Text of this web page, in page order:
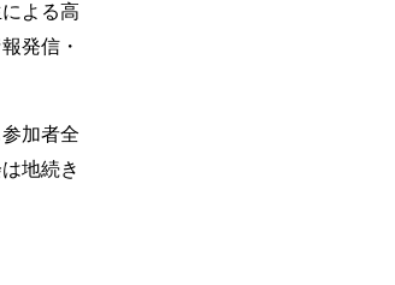
よる高
発信・
加者全
地続き